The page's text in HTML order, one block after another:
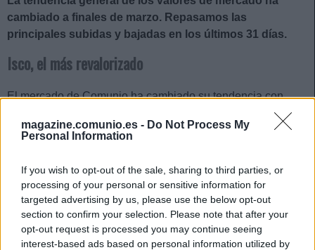
magazine.comunio.es - Do Not Process My
Personal Information
If you wish to opt-out of the sale, sharing to third parties, or
processing of your personal or sensitive information for
targeted advertising by us, please use the below opt-out
section to confirm your selection. Please note that after your
opt-out request is processed you may continue seeing
interest-based ads based on personal information utilized by
cambiado a finales de marzo. Repasamos las
principales subidas y bajadas en los últimos 31 días.
Isco, el más revalorizado
El mercado de Comunio ha cambiado su tendencia con
respecto a febrero y, sobre todo en los últimos días del mes,
los valores han ido a la baja. En concreto, en los últimos 31
En cuanto a nombres propios, el jugador que más se ha
revalorizado en marzo ha sido
. El malagueño
ha incrementado su precio en 3.770.000 euros, un 28,3%
más de lo que costaba el pasado 28 de febrero, tras